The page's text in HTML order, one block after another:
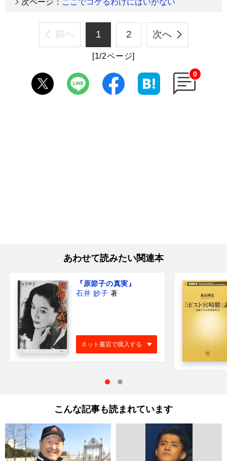
前へ 1 2 次へ
[1/2ページ]
0
あわせて読みたい関連本
『原節子の真実』
石井 妙子 著
ネット書店で購入する
こんな記事も読まれています